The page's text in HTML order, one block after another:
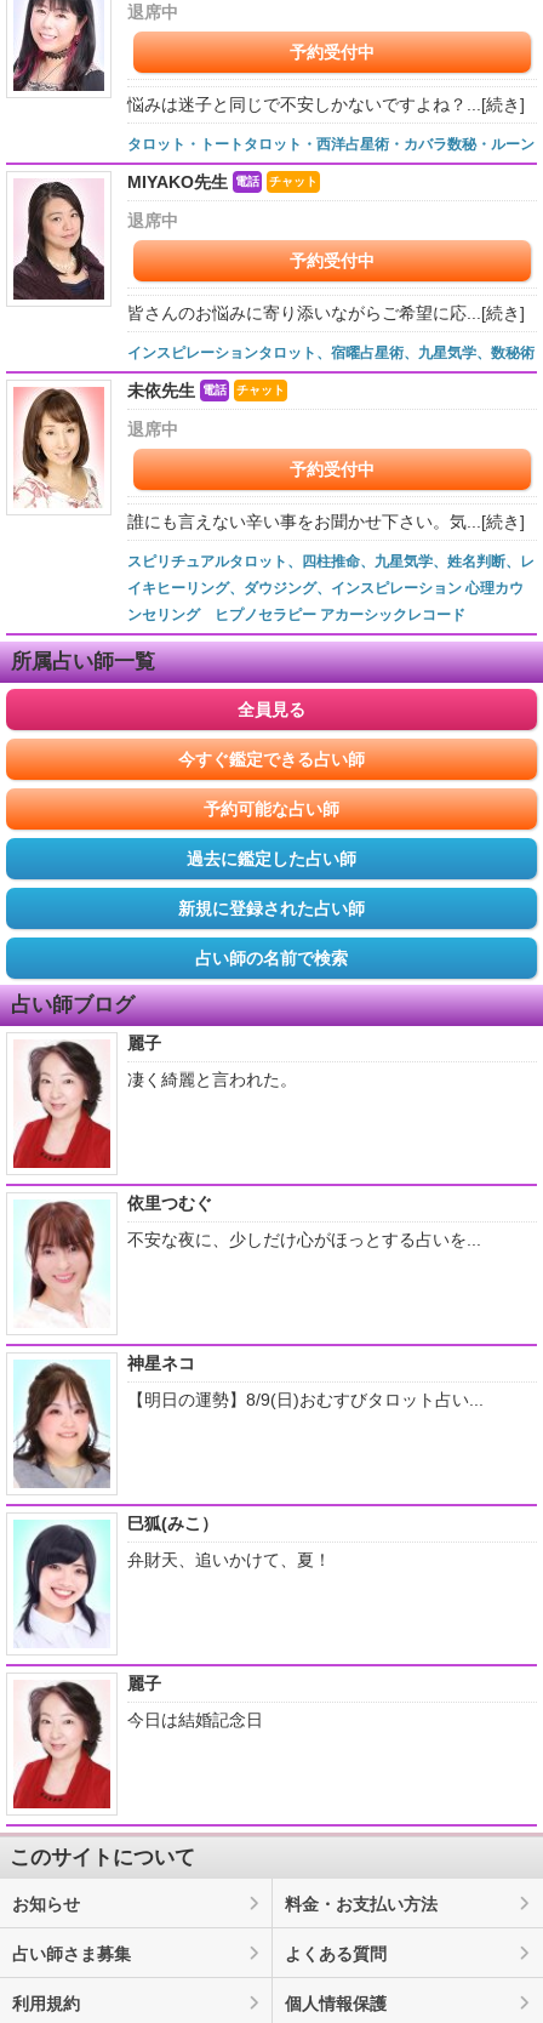
退席中
予約受付中
悩みは迷子と同じで不安しかないですよね？... [続き]
タロット・トートタロット・西洋占星術・カバラ数秘・ルーン
MIYAKO先生 電話 チャット
退席中
予約受付中
皆さんのお悩みに寄り添いながらご希望に応... [続き]
インスピレーションタロット、宿曜占星術、九星気学、数秘術
未依先生 電話 チャット
退席中
予約受付中
誰にも言えない辛い事をお聞かせ下さい。気... [続き]
スピリチュアルタロット、四柱推命、九星気学、姓名判断、レ
イキヒーリング、ダウジング、インスピレーション 心理カウ
ンセリング ヒプノセラピー アカーシックレコード
所属占い師一覧
全員見る
今すぐ鑑定できる占い師
予約可能な占い師
過去に鑑定した占い師
新規に登録された占い師
占い師の名前で検索
占い師ブログ
麗子
凄く綺麗と言われた。
依里つむぐ
不安な夜に、少しだけ心がほっとする占いを...
神星ネコ
【明日の運勢】8/9(日)おむすびタロット占い...
巳狐(みこ）
弁財天、追いかけて、夏！
麗子
今日は結婚記念日
このサイトについて
お知らせ 料金・お支払い方法
占い師さま募集 よくある質問
利用規約 個人情報保護